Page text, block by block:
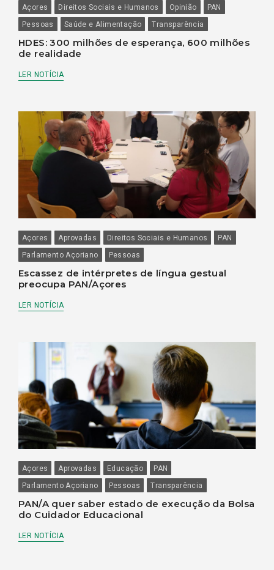
Açores Direitos Sociais e Humanos Opinião
PAN
Pessoas
Saúde e Alimentação Transparência
HDES: 300 milhões de esperança, 600 milhões
de realidade
LER NOTÍCIA
Açores Aprovadas Direitos Sociais e Humanos
PAN
Parlamento Açoriano
Pessoas
Escassez de intérpretes de língua gestual
preocupa PAN/Açores
LER NOTÍCIA
Açores Aprovadas Educação
PAN
Parlamento Açoriano
Pessoas Transparência
PAN/A quer saber estado de execução da Bolsa
do Cuidador Educacional
LER NOTÍCIA